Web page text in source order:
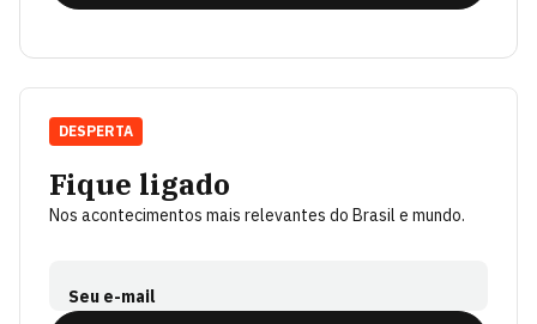
Fique ligado
Nos acontecimentos mais relevantes do Brasil e mundo.
Seu e-mail
DESPERTA